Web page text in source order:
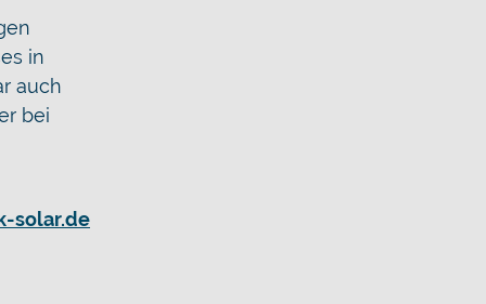
in
auch
bei
solar.de